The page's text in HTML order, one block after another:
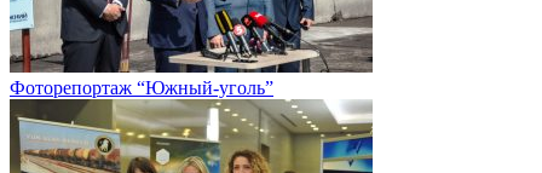
Фоторепортаж “Южный-уголь”